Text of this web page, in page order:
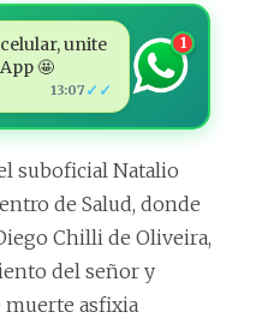
unite
🤩
13:07 ✓✓
1
suboficial Natalio
de Salud, donde
Chilli de Oliveira,
del señor y
muerte asfixia